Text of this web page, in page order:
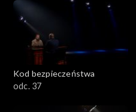
Kod bezpieczeństwa
odc. 37